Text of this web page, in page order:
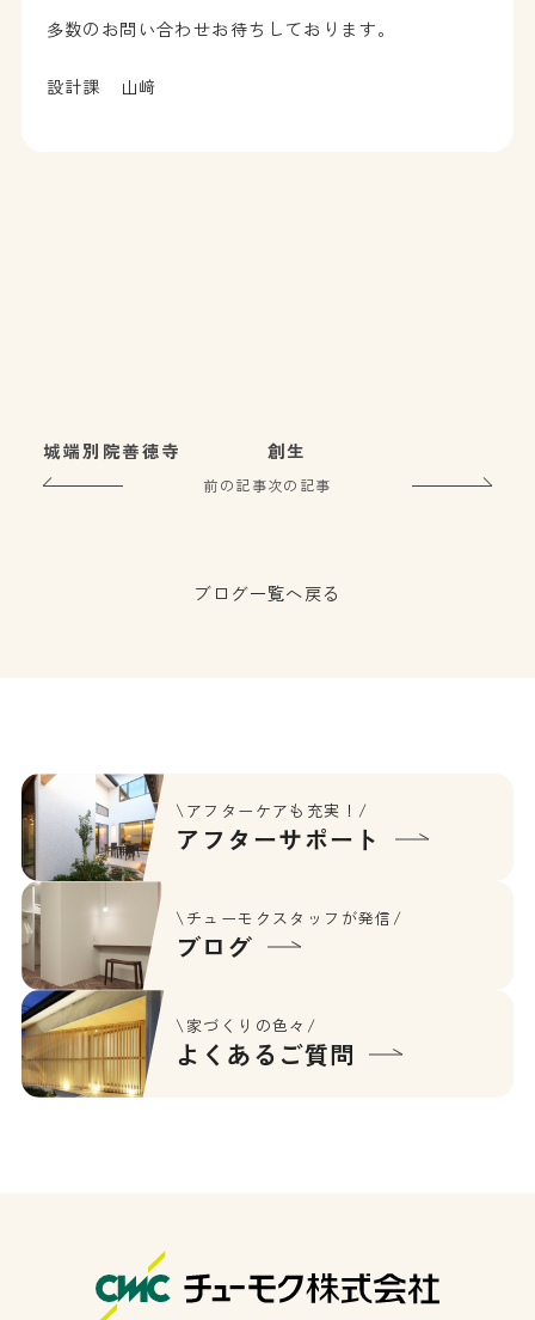
多数のお問い合わせお待ちしております。
設計課 山﨑
城端別院善徳寺
前の記事
創生
次の記事
ブログ一覧へ戻る
\アフターケアも充実！/
アフターサポート
\チューモクスタッフが発信/
ブログ
\家づくりの色々/
よくあるご質問